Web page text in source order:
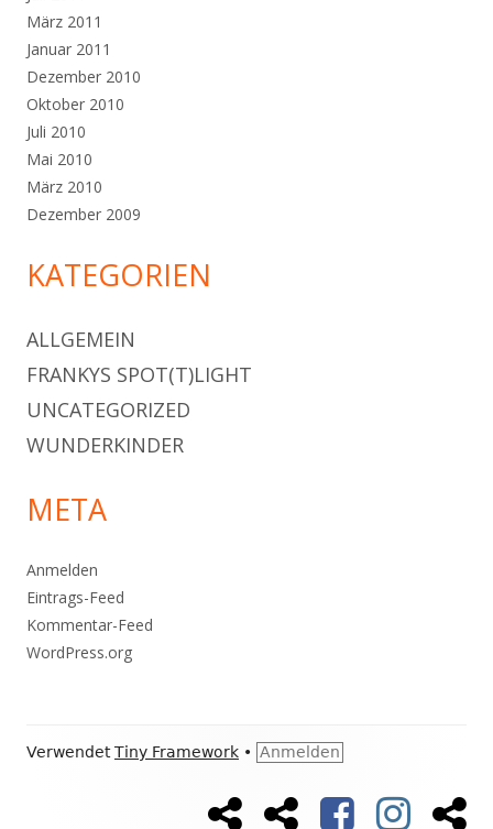
März 2011
Januar 2011
Dezember 2010
Oktober 2010
Juli 2010
Mai 2010
März 2010
Dezember 2009
KATEGORIEN
ALLGEMEIN
FRANKYS SPOT(T)LIGHT
UNCATEGORIZED
WUNDERKINDER
META
Anmelden
Eintrags-Feed
Kommentar-Feed
WordPress.org
Footer
VerwendetTiny Framework • Anmelden
Social-StartseiteFORUM
&
FACEBOOK
Wir